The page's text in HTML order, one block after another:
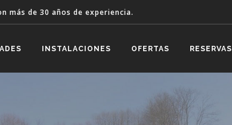
más de 30 años de experiencia.
INSTALACIONES OFERTAS RESERVAS